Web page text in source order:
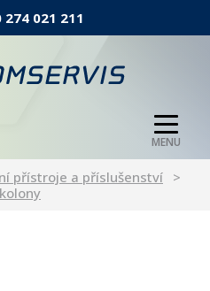
274 021 211
MENU
přístroje a příslušenství